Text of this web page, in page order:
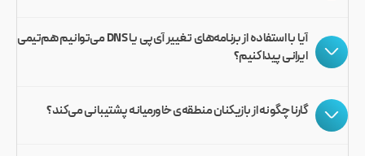
آیا با استفاده از برنامه‌های تغییر آی‌پی یا DNS می‌توانیم هم‌تیمی
ایرانی پیدا کنیم؟
گارنا چگونه از بازیکنان منطقه‌ی خاورمیانه پشتیبانی می‌کند؟